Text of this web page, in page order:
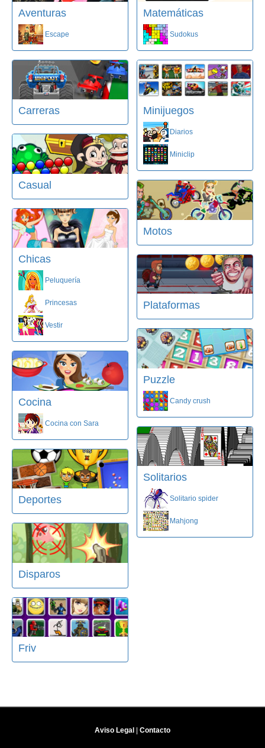
Aventuras
Escape
Carreras
Casual
Chicas
Peluquería
Princesas
Vestir
Cocina
Cocina con Sara
Deportes
Disparos
Friv
Matemáticas
Sudokus
Minijuegos
Diarios
Miniclip
Motos
Plataformas
Puzzle
Candy crush
Solitarios
Solitario spider
Mahjong
Aviso Legal Contacto